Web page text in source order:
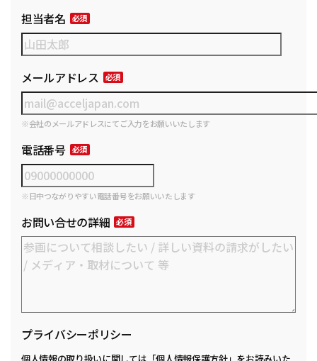
担当者名
メールアドレス
※会社のメールアドレスにてご入力をお願いいたします
電話番号
※日中つながりやすい電話番号をお願いいたします
お問い合せの詳細
プライバシーポリシー